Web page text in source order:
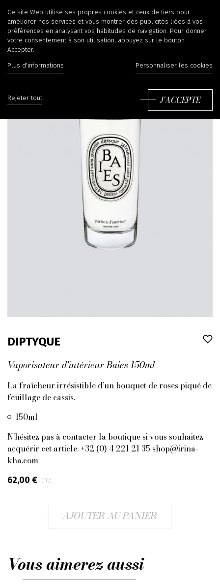
DIPTYQUE
Vaporisateur d'intérieur Baies 150ml
La fraîcheur irrésistible d’un bouquet de roses piqué de
feuillage de cassis.
150ml
N’hésitez pas à contacter la boutique si vous souhaitez
acquérir cet article. +32 (0) 4 221 21 35 shop@irina-
kha.com
62,00 € TTC
AJOUTER AU PANIER
Vous aimerez aussi
Ce site Web utilise ses propres cookies et ceux de tiers pour
améliorer nos services et vous montrer des publicités liées à vos
préférences en analysant vos habitudes de navigation. Pour donner
votre consentement à son utilisation, appuyez sur le bouton
Accepter.
Plus d'informations Personnaliser les cookies
Rejeter tout J'ACCEPTE